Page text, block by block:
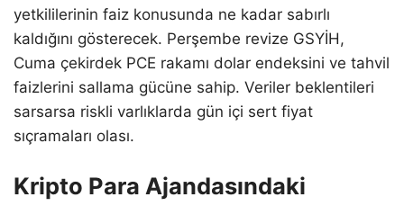
yetkililerinin faiz konusunda ne kadar sabırlı
kaldığını gösterecek. Perşembe revize GSYİH,
Cuma çekirdek PCE rakamı dolar endeksini ve tahvil
faizlerini sallama gücüne sahip. Veriler beklentileri
sarsarsa riskli varlıklarda gün içi sert fiyat
sıçramaları olası.
Kripto Para Ajandasındaki